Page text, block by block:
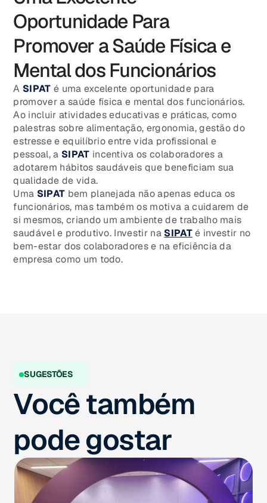
Oportunidade Para
Promover a Saúde Física e
Mental dos Funcionários
A SIPAT é uma excelente oportunidade para
promover a saúde física e mental dos funcionários.
Ao incluir atividades educativas e práticas, como
palestras sobre alimentação, ergonomia, gestão do
estresse e equilíbrio entre vida profissional e
pessoal, a SIPAT incentiva os colaboradores a
adotarem hábitos saudáveis que beneficiam sua
qualidade de vida.
Uma SIPAT bem planejada não apenas educa os
funcionários, mas também os motiva a cuidarem de
si mesmos, criando um ambiente de trabalho mais
saudável e produtivo. Investir na SIPATé investir no
bem-estar dos colaboradores e na eficiência da
empresa como um todo.
SUGESTÕES
Você também
pode gostar